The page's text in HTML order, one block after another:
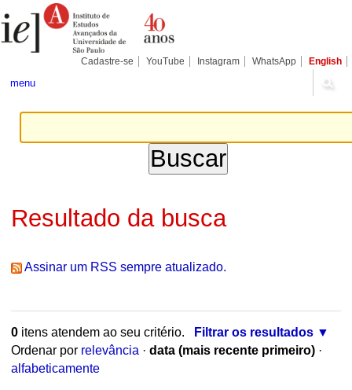
para
conteúdo.
Pessoais
Cadastre-se YouTube Instagram WhatsApp English
menu
Resultado da busca
Assinar um RSS sempre atualizado.
0itens atendem ao seu critério.
Filtrar os resultados
Ordenar por relevância · data (mais recente primeiro) ·
alfabeticamente